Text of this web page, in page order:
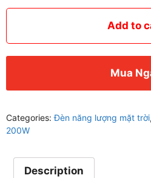
Add to
Mua
Categories:Đèn năng lượng mặt trời
200W
Description